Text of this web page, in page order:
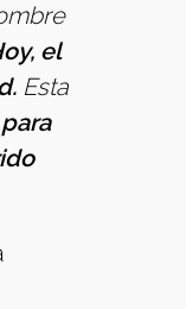
el
Esta
para